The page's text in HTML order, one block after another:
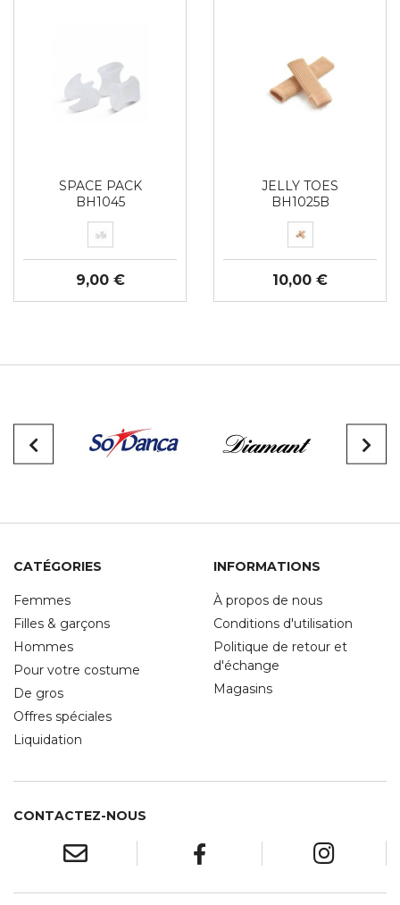
SPACE PACK
BH1045
9,00 €
JELLY TOES
BH1025B
10,00 €
CATÉGORIES
Femmes
Filles & garçons
Hommes
Pour votre costume
De gros
Offres spéciales
Liquidation
INFORMATIONS
À propos de nous
Conditions d'utilisation
Politique de retour et
d'échange
Magasins
CONTACTEZ-NOUS